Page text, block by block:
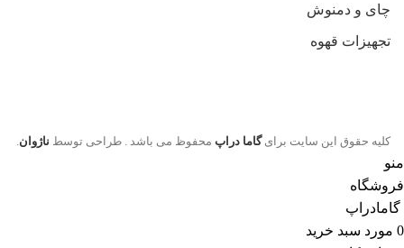
چای و دمنوش
تجهیزات قهوه
کلیه حقوق این سایت برایگاما دراپ محفوظ می باشد . طراحی توسط ناژوان
منو
فروشگاه
گامادراپ
0 مورد سبد خرید